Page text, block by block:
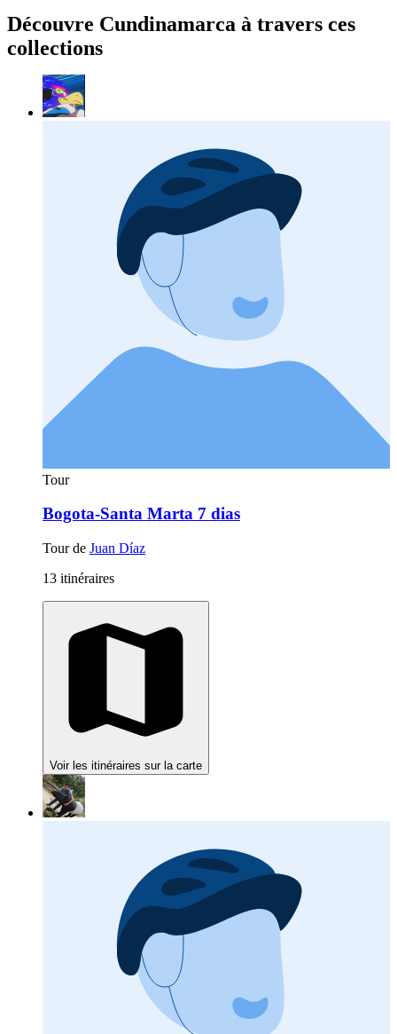
Découvre Cundinamarca à travers ces
collections
Tour
Bogota-Santa Marta 7 dias
Tour de Juan Díaz
13 itinéraires
Voir les itinéraires sur la carte